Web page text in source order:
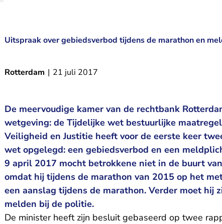
Uitspraak over gebiedsverbod tijdens de marathon en
Rotterdam | 21 juli 2017
De meervoudige kamer van de rechtbank
wetgeving: de Tijdelijke wet bestuurlijke
Veiligheid en Justitie heeft voor de eerste keer
wet opgelegd: een gebiedsverbod en een
9 april 2017 mocht betrokkene niet in de buurt
omdat hij tijdens de marathon van 2015 op het
een aanslag tijdens de marathon. Verder moet hij
melden bij de politie.
De minister heeft zijn besluit gebaseerd op twee